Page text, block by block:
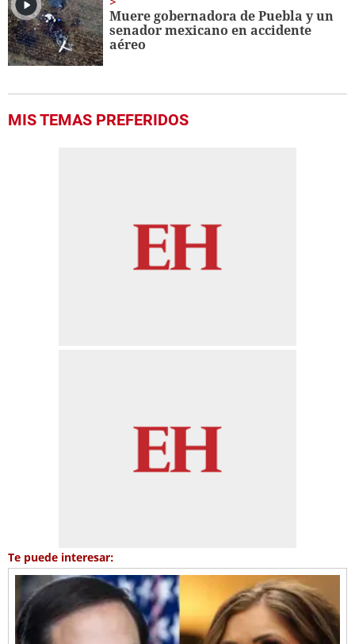
Muere gobernadora de Puebla y un
senador mexicano en accidente
aéreo
MIS TEMAS PREFERIDOS
Te puede interesar: